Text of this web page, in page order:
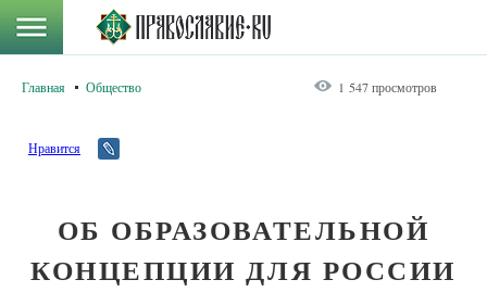
Главная Общество 1 547 просмотров
Нравится
ОБ ОБРАЗОВАТЕЛЬНОЙ
КОНЦЕПЦИИ ДЛЯ РОССИИ